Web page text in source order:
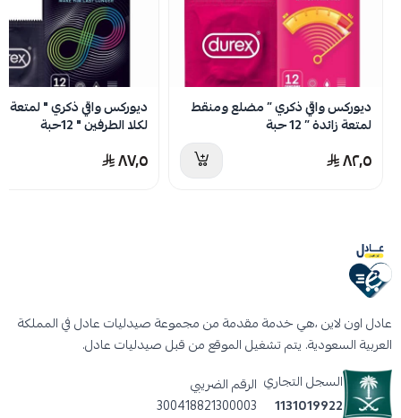
لا توجد تقييمات حاليا
ديوركس واقي ذكري ” مضلع ومنقط
لمتعة زائدة ” 12 حبة
٨٢٫٥
ديوركس واقي ذكري " لمتعة
لكلا الطرفين " 12حبة
٨٧٫٥
عادل اون لاين ،هي خدمة مقدمة من مجموعة صيدليات عادل في المملكة
العربية السعودية. يتم تشغيل الموقع من قبل صيدليات عادل.
السجل التجاري
1131019922
الرقم الضريبي
300418821300003